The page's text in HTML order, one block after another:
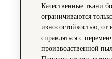
Качественные ткани
ограничиваются
износостойкостью,
справляться с
производственной